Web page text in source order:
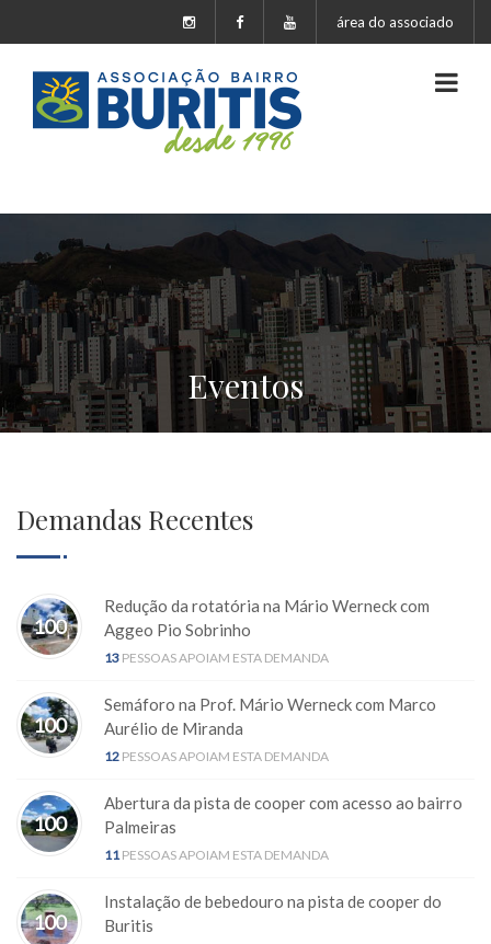
área do associado
Eventos
Demandas Recentes
100
Redução da rotatória na Mário Werneck com
Aggeo Pio Sobrinho
13 PESSOAS APOIAM ESTA DEMANDA
100
Semáforo na Prof. Mário Werneck com Marco
Aurélio de Miranda
12 PESSOAS APOIAM ESTA DEMANDA
100
Abertura da pista de cooper com acesso ao bairro
Palmeiras
11PESSOAS APOIAM ESTA DEMANDA
100
Instalação de bebedouro na pista de cooper do
Buritis